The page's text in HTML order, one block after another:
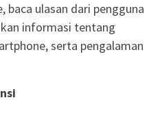
baca ulasan dari pengguna
informasi tentang
serta pengalaman